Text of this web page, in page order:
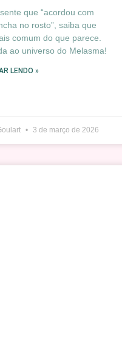
que “acordou com
no rosto”, saiba que
comum do que parece.
ao universo do Melasma!
LENDO »
3 de março de 2026